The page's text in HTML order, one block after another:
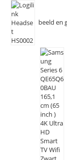
beeld en